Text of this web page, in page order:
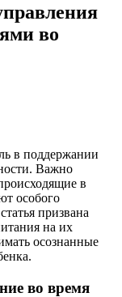
во
в поддержании
Важно
в
особого
призвана
на их
осознанные
во время